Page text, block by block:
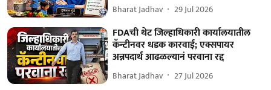
Bharat Jadhav 29 Jul 2026
FDAची थेट जिल्हाधिकारी कार्यालयातील
कॅन्टीनवर धडक कारवाई; एक्सपायर
अन्नपदार्थ आढळल्यानं परवाना रद्द
Bharat Jadhav 27 Jul 2026